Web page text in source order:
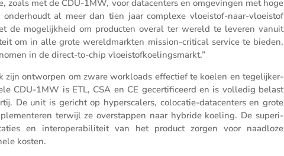
zoals met de CDU-1MW, voor datacen­ters en omgevingen met hoge
al meer dan tien jaar complexe vloei­stof-naar-vloei­stof
de mogelijk­heid om producten overal ter wereld te leveren vanuit
om in alle grote wereld­markten mission-critical service te bieden,
in de direct-to-chip vloeistofkoelingsmarkt.”
zijn ontworpen om zware workloads effec­tief te koelen en tegelij­ker­
CDU-1MW is ETL, CSA en CE gecer­ti­fi­ceerd en is volledig belast
De unit is gericht op hypers­ca­lers, colocatie-datacen­ters en grote
terwijl ze overstappen naar hybride koeling. De superi­
en inter­o­pe­ra­bi­li­teit van het product zorgen voor naadloze
kosten.